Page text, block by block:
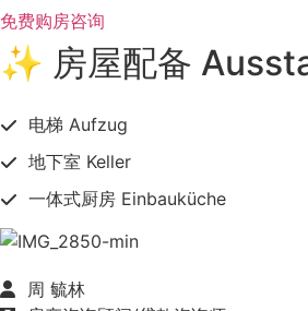
免费购房咨询
✨ 房屋配备
电梯 Aufzug
地下室 Keller
一体式厨房 Einbauküche
周 毓林